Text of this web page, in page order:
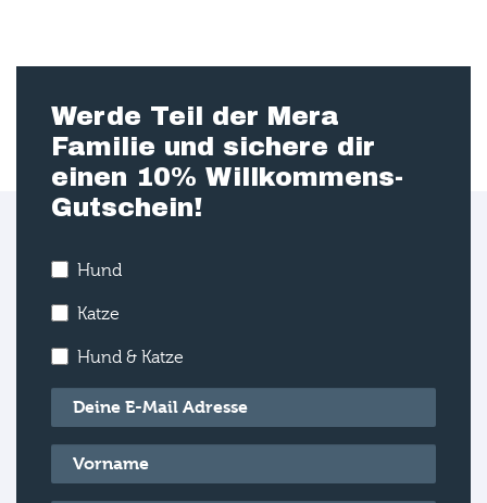
Werde Teil der Mera
Familie und sichere dir
einen 10% Willkommens-
Gutschein!
Hund
Katze
Hund & Katze
E-Mail*
Vorname*